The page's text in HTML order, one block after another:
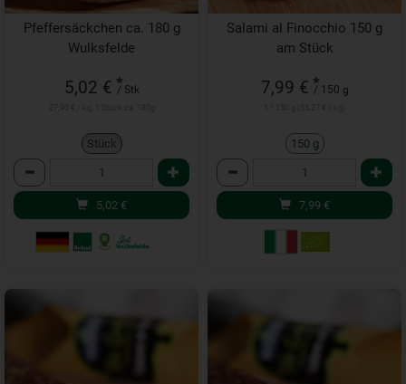
Pfeffersäckchen ca. 180 g
Wulksfelde
5,02 € *
/ Stk
Stück
Anzahl
5,02 €
Salami al Finocchio 150 g
am Stück
7,99 € *
/ 150 g
150 g
Anzahl
7,99 €